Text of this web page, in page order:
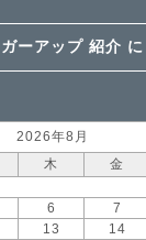
ーアップ 紹介 に
2026年8月
木 金
6 7
13 14